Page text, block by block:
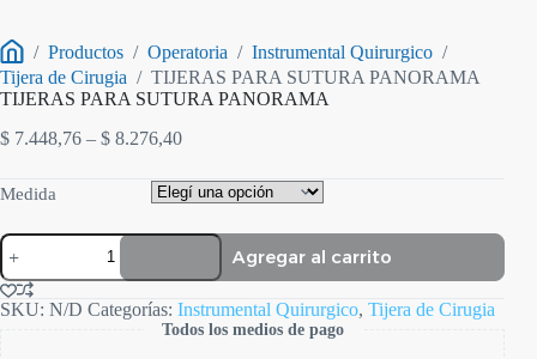
Inicio
/ Productos / Operatoria / Instrumental Quirurgico /
Tijera de Cirugia / TIJERAS PARA SUTURA PANORAMA
TIJERAS PARA SUTURA PANORAMA
$ 7.448,76 – $ 8.276,40Rango
precios:
desde
hasta
$ 8.276,40
Medida
TIJERAS
PARA
SUTURA
PANORAMA
cantidad
Agregar al carrito
SKU: N/D Categorías: Instrumental Quirurgico, Tijera de Cirugia
Todos los medios de pago